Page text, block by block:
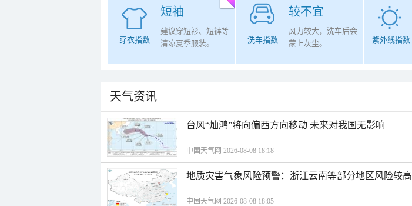
短袖
穿衣指数
建议穿短衫、短裤等
清凉夏季服装。
较不宜
洗车指数
风力较大，洗车后会
蒙上灰尘。
紫外线指数
天气资讯
台风“灿鸿”将向偏西方向移动 未来对我国无影响
中国天气网 2026-08-08 18:18
地质灾害气象风险预警：浙江云南等部分地区风险较高
中国天气网 2026-08-08 18:05